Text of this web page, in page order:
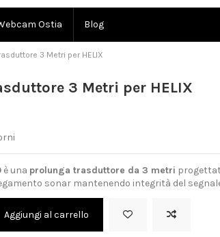
Ostia Blog
3 Metri per HELIX
3 Metri per HELIX
è una prolunga trasduttore da 3 metri
sonar mantenendo integrità del
Aggiungi al carrello